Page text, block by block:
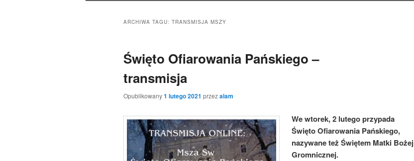
ARCHIWA TAGU: TRANSMISJA MSZY
Święto Ofiarowania Pańskiego –
transmisja
Opublikowany1 lutego 2021 przezalam
We wtorek, 2 lutego przypada
Święto Ofiarowania Pańskiego,
nazywane też Świętem Matki Bożej
Gromnicznej.